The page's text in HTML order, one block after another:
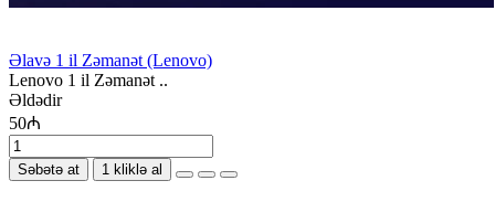
Əlavə 1 il Zəmanət (Lenovo)
Lenovo 1 il Zəmanət ..
Əldədir
50₼
Səbətə at 1 kliklə al